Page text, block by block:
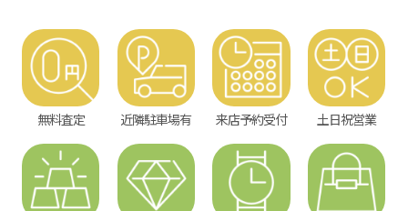
無料査定 近隣駐車場有 来店予約受付 土日祝営業